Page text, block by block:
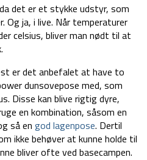
det er et stykke udstyr, som
Og ja, i live. Når temperaturer
celsius, bliver man nødt til at
er det anbefalet at have to
dunsovepose med, som
Disse kan blive rigtig dyre,
en kombination, såsom en
så en god lagenpose. Dertil
ikke behøver at kunne holde til
bliver ofte ved basecampen.